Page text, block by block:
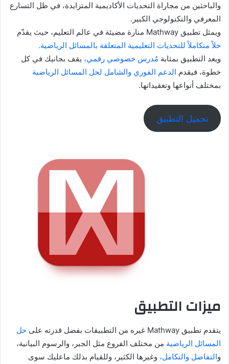
والباحثين من مجاراة التحديات الأكاديمية المتزايدة، في ظل التسارع
المعرفي والتكنولوجي الكبير.
ويمثل تطبيق Mathway منارة مضيئة في عالم التعليم، حيث يقدّم
حلاً متكاملاً للتحديات التعليمية المتعلقة بالمسائل الرياضية.
ويعد التطبيق بمثابة مُدرس خصوصي رقمي، يقف بجانبك في كل
خطوة، فيقدم الدعم الفوري والشامل لحل المسائل الرياضية
بمختلف أنواعها وتعقيداتها.
تحميل التطبيق
ميزات التطبيق
يتقدم تطبيق Mathway غيره من التطبيقات بفضل قدرته على
حل
المسائل الرياضية من مختلف الفروع مثل الجبر، والرسوم البيانية،
والتفاضل والتكامل، وغيرها الكثير، وللقيام بذلك ماعليك سوى